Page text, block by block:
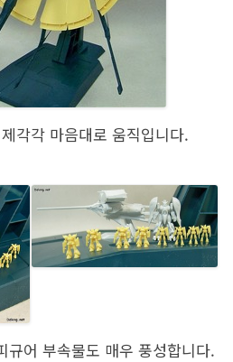
각각 마음대로 움직입니다.
규어 부속물도 매우 풍성합니다.